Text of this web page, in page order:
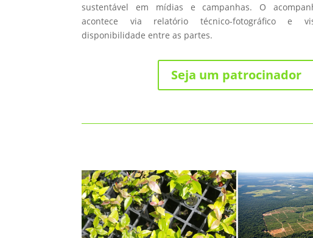
sustentável em mídias e campanhas. O
acontece via relatório técnico-fotográfico e
disponibilidade entre as partes.
Seja um patrocinador